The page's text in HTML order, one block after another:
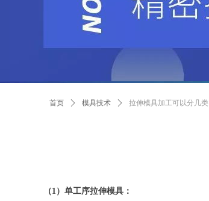
首页 ꄲ 模具技术 ꄲ 拉伸模具加工可以分几类
（1）单工序拉伸模具：